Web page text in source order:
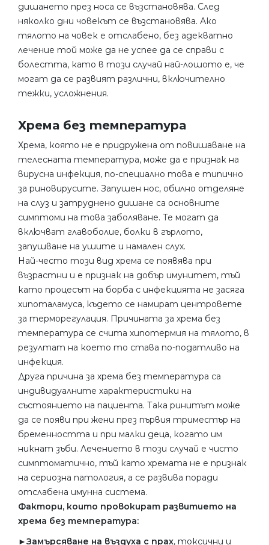
дишането през носа се възстановява. След
няколко дни човекът се възстановява. Ако
тялото на човек е отслабено, без адекватно
лечение той може да не успее да се справи с
болестта, като в този случай най-лошото е, че
могат да се развият различни, включително
тежки, усложнения.
Хрема без температура
Хрема, която не е придружена от повишаване на
телесната температура, може да е признак на
вирусна инфекция, по-специално това е типично
за риновирусите. Запушен нос, обилно отделяне
на слуз и затруднено дишане са основните
симптоми на това заболяване. Те могат да
включват главоболие, болки в гърлото,
запушване на ушите и намален слух.
Най-често този вид хрема се появява при
възрастни и е признак на добър имунитет, тъй
като процесът на борба с инфекцията не засяга
хипоталамуса, където се намират центровете
за терморегулация. Причината за хрема без
температура се счита хипотермия на тялото, в
резултат на което то става по-податливо на
инфекция.
Друга причина за хрема без температура са
индивидуалните характеристики на
състоянието на пациента. Така ринитът може
да се появи при жени през първия триместър на
бременността и при малки деца, когато им
никнат зъби. Лечението в този случай е чисто
симптоматично, тъй като хремата не е признак
на сериозна патология, а се развива поради
отслабена имунна система.
Фактори, които провокират развитието на
хрема без температура:
►Замърсяване на въздуха с прах, токсични и